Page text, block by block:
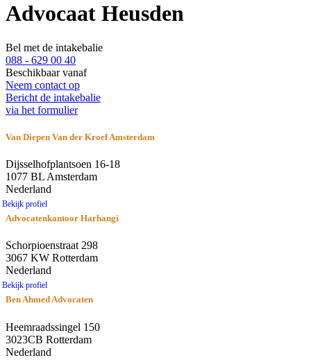
Advocaat Heusden
Bel met de intakebalie
088 - 629 00 40
Beschikbaar vanaf
Neem contact op
Bericht de intakebalie
via het formulier
Van Diepen Van der Kroef Amsterdam
Dijsselhofplantsoen 16-18
1077 BL Amsterdam
Nederland
Bekijk profiel
Advocatenkantoor Harhangi
Schorpioenstraat 298
3067 KW Rotterdam
Nederland
Bekijk profiel
Ben Ahmed Advocaten
Heemraadssingel 150
3023CB Rotterdam
Nederland